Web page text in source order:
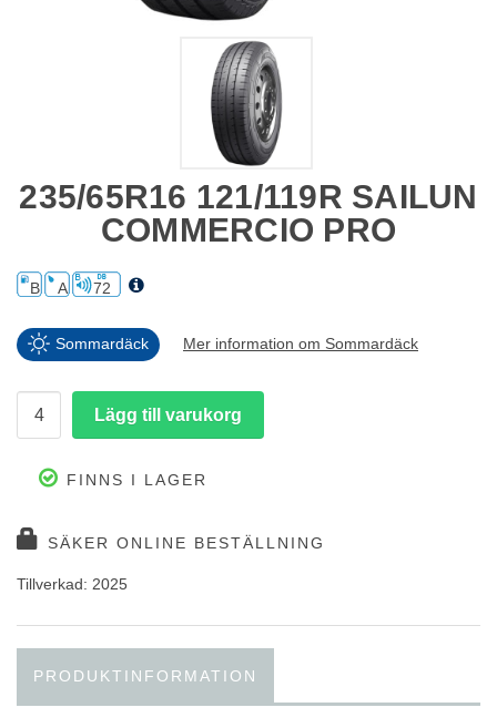
235/65R16 121/119R SAILUN
COMMERCIO PRO
B A 72
Sommardäck Mer information om Sommardäck
FINNS I LAGER
SÄKER ONLINE BESTÄLLNING
Tillverkad: 2025
PRODUKTINFORMATION